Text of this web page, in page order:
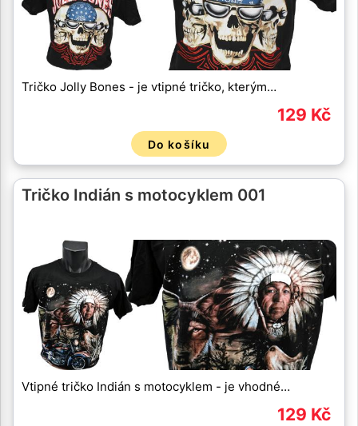
Tričko Jolly Bones - je vtipné tričko, kterým…
129 Kč
Do košíku
Tričko Indián s motocyklem 001
Vtipné tričko Indián s motocyklem - je vhodné…
129 Kč